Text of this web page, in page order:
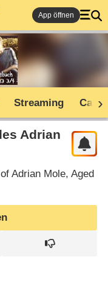
App öffnen
Streaming Cast
Adrian
Adrian Mole, Aged